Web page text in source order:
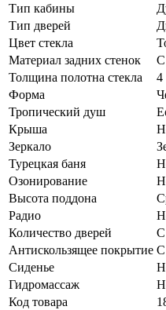
Тип кабины
Тип дверей
Цвет стекла
Материал задних стенок
С
Толщина полотна стекла
4
Форма
Тропический душ
Крыша
Зеркало
Турецкая баня
Озонирование
Высота поддона
Радио
Количество дверей
С
Антискользящее покрытие С
Сиденье
Гидромассаж
Код товара